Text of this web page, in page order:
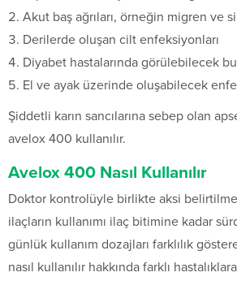
Akut baş ağrıları, örneğin migren ve
Derilerde oluşan cilt enfeksiyonları
Diyabet hastalarında görülebilecek
El ve ayak üzerinde oluşabilecek
Şiddetli karın sancılarına sebep olan
avelox 400 kullanılır.
Avelox 400 Nasıl Kullanılır
Doktor kontrolüyle birlikte aksi
ilaçların kullanımı ilaç bitimine kadar
günlük kullanım dozajları farklılık
nasıl kullanılır hakkında farklı